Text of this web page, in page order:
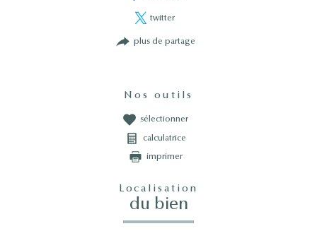
twitter
plus de partage
Nos outils
sélectionner
calculatrice
imprimer
Localisation
du bien